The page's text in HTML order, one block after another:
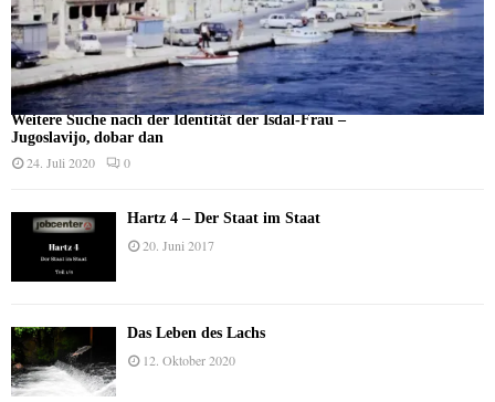
Weitere Suche nach der Identität der Isdal-Frau –
Jugoslavijo, dobar dan
24. Juli 2020 0
Hartz 4 – Der Staat im Staat
20. Juni 2017
Das Leben des Lachs
12. Oktober 2020